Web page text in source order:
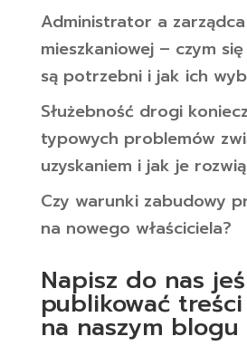
Administrator a
mieszkaniowej – czym
są potrzebni i jak ich
Służebność drogi
typowych problemów
uzyskaniem i jak je
Czy warunki zabudowy
na nowego właściciela?
Napisz do nas
publikować treści
na naszym blogu